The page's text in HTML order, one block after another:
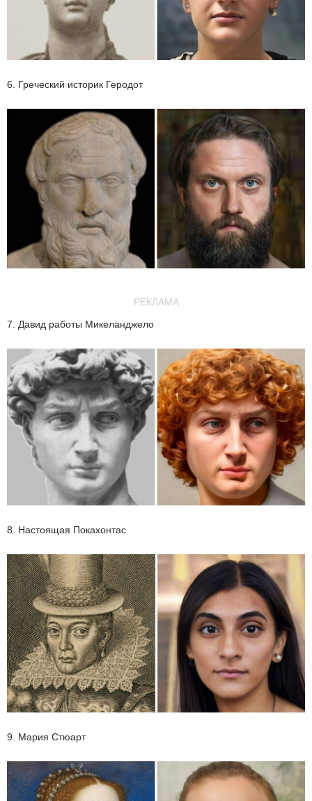
6. Греческий историк Геродот
РЕКЛАМА
7. Давид работы Микеланджело
8. Настоящая Покахонтас
9. Мария Стюарт